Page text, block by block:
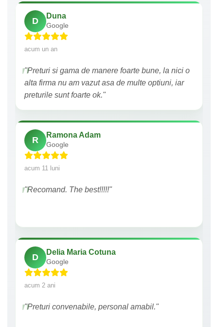
D
Duna
Google
acum un an
"Preturi si gama de manere foarte bune, la nici o
alta firma nu am vazut asa de multe optiuni, iar
preturile sunt foarte ok."
R
Ramona Adam
Google
acum 11 luni
"Recomand. The best!!!!!"
D
Delia Maria Cotuna
Google
acum 2 ani
"Preturi convenabile, personal amabil."